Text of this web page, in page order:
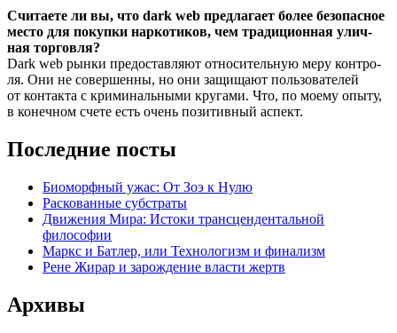
Счи­та­е­те ли вы, что dark web пред­ла­га­ет более без­опас­ное
место для покуп­ки нар­ко­ти­ков, чем тра­ди­ци­он­ная улич­
ная торговля?
Dark web рын­ки предо­став­ля­ют отно­си­тель­ную меру кон­тро­
ля. Они не совер­шен­ны, но они защи­ща­ют поль­зо­ва­те­лей
от кон­так­та с кри­ми­наль­ны­ми кру­га­ми. Что, по мое­му опы­ту,
в конеч­ном сче­те есть очень пози­тив­ный аспект.
Последние посты
Биоморфный ужас: От Зоэ к Нулю
Раскованные субстраты
Движения Мира: Истоки трансцендентальной
философии
Маркс и Батлер, или Технологизм и финализм
Рене Жирар и зарождение власти жертв
Архивы